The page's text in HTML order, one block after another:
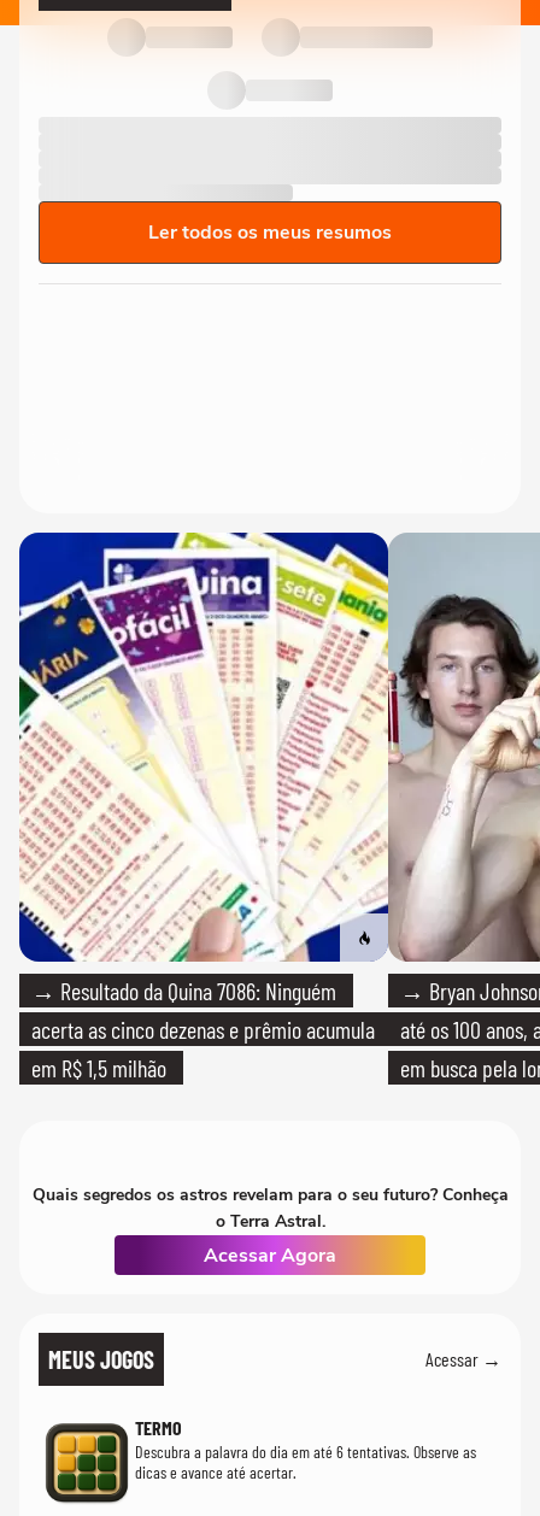
Ler todos os meus resumos
→ Resultado da Quina 7086: Ninguém
acerta as cinco dezenas e prêmio acumula
em R$ 1,5 milhão
→ Bryan
até os 100
em busca pela
Quais segredos os astros revelam para o seu futuro? Conheça
o Terra Astral.
Acessar Agora
MEUS JOGOS Acessar →
TERMO
Descubra a palavra do dia em até 6 tentativas. Observe as
dicas e avance até acertar.